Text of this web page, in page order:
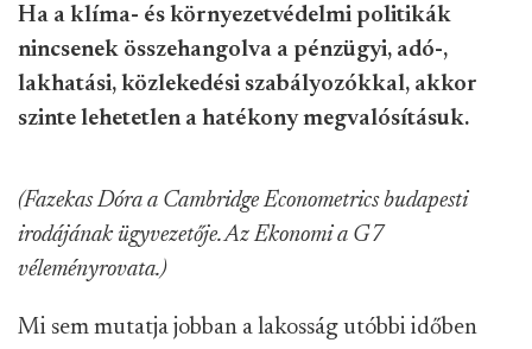
Ha a klíma- és környezetvédelmi politikák
nincsenek összehangolva a pénzügyi, adó-,
lakhatási, közlekedési szabályozókkal, akkor
szinte lehetetlen a hatékony megvalósításuk.
(Fazekas Dóra a Cambridge Econometrics budapesti
irodájának ügyvezetője. Az Ekonomi a G7
véleményrovata.)
Mi sem mutatja jobban a lakosság utóbbi időben